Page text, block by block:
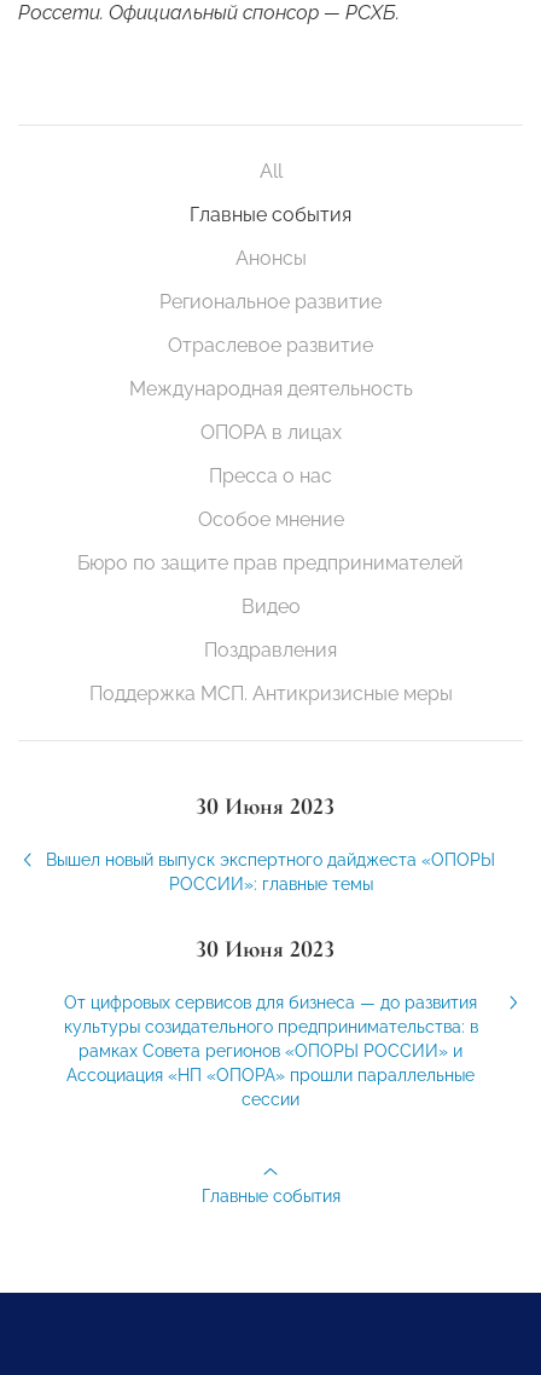
Россети. Официальный спонсор — РСХБ.
All
Главные события
Анонсы
Региональное развитие
Отраслевое развитие
Международная деятельность
ОПОРА в лицах
Пресса о нас
Особое мнение
Бюро по защите прав предпринимателей
Видео
Поздравления
Поддержка МСП. Антикризисные меры
30 Июня 2023
Вышел новый выпуск экспертного дайджеста «ОПОРЫ
РОССИИ»: главные темы
30 Июня 2023
От цифровых сервисов для бизнеса — до развития
культуры созидательного предпринимательства: в
рамках Совета регионов «ОПОРЫ РОССИИ» и
Ассоциация «НП «ОПОРА» прошли параллельные
сессии
Главные события